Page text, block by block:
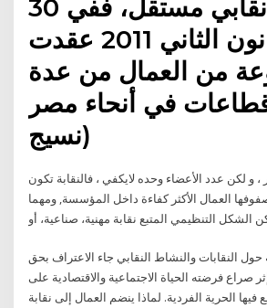
تنظيم نقابي مستقل، ففي 30
يناير/كانون الثاني 2011 عقدت
من العمال من عدة
في أنحاء مصر
(نسيج
و لكن عدد الأعضاء وحده لايكفي ، فالنقابة تكون
العمال الأكثر كفاءة داخل المؤسسة, ومهما
الشكل التنظيمي المتبع نقابة مهنية، صناعية، أو
النقابات والنشاط النقابي جاء الاعتراف بحق
صراع فرضته الحياة الاجتماعية والاقتصادية على
الحرية الفردية. لماذا ينضم العمال إلى نقابة